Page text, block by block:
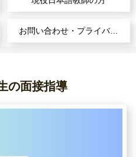
お問い合わせ・プライバシーポリシー
の面接指導